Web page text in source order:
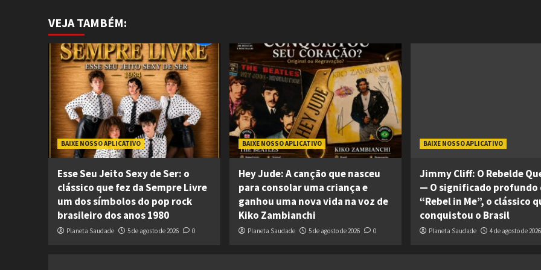
VEJA TAMBÉM:
BAIXE NOSSO APLICATIVO
Esse Seu Jeito Sexy de Ser: o
clássico que fez da Sempre Livre
um dos símbolos do pop rock
brasileiro dos anos 1980
Planeta Saudade 5 de agosto de 2026 0
BAIXE NOSSO APLICATIVO
Hey Jude: A canção que nasceu
para consolar uma criança e
ganhou uma nova vida na voz de
Kiko Zambianchi
Planeta Saudade 5 de agosto de 2026 0
BAIXE NOSSO APLICATIVO
Jimmy Cliff: O Rebelde
— O significado profundo
“Rebel in Me”, o clássico
conquistou o Brasil
Planeta Saudade 4 de agosto de 2026